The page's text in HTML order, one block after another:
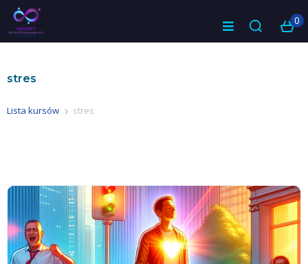
0
stres
Lista kursów stres